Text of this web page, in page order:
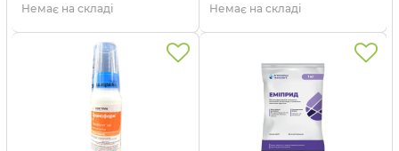
Немає на складі Немає на складі